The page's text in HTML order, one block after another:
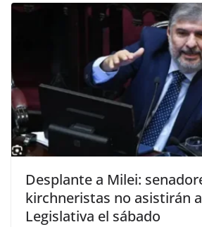
Desplante a Milei:
kirchneristas no asistirán
Legislativa el sábado